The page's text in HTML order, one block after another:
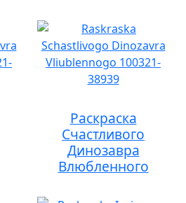
Раскраска
Счастливого
Динозавра
Влюбленного